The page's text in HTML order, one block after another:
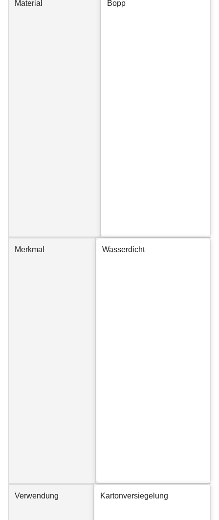
Material Bopp
Merkmal Wasserdicht
Verwendung Kartonversiegelung